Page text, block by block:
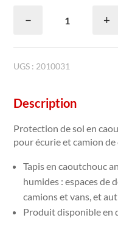
−
de
sol
DELTA
+
UGS : 2010031
Description
Protection de sol en
pour écurie et camion de
Tapis en caoutchouc
humides : espaces de
camions et vans, et
Produit disponible en